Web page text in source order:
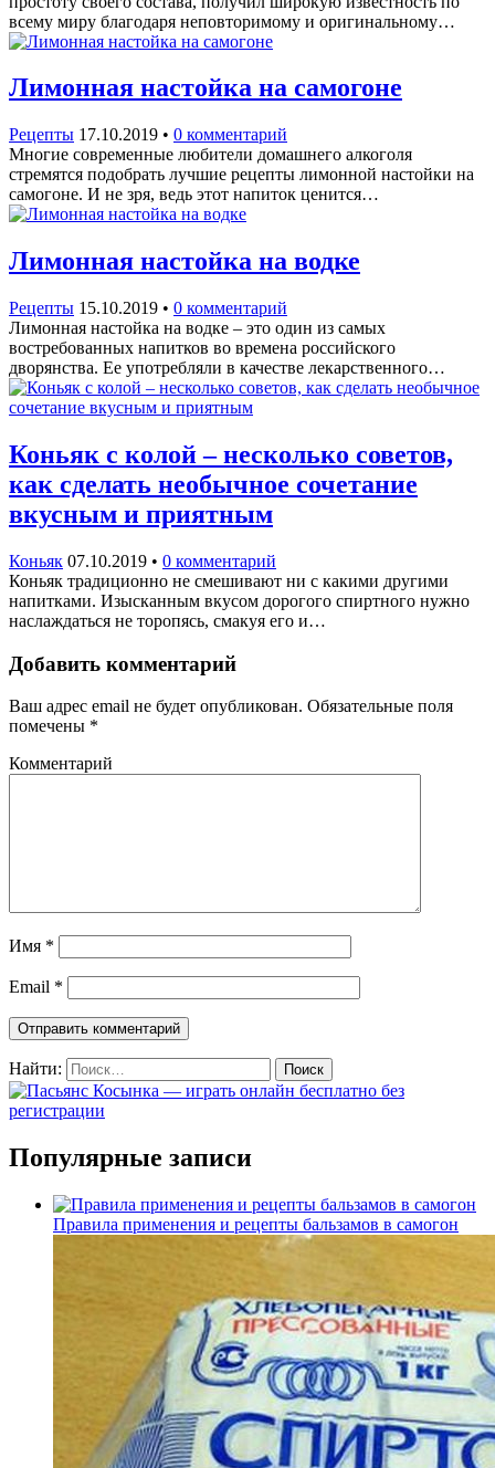
всему миру благодаря неповторимому и оригинальному…
Лимонная настойка на самогоне
Рецепты 17.10.2019 • 0 комментарий
Многие современные любители домашнего алкоголя
стремятся подобрать лучшие рецепты лимонной настойки на
самогоне. И не зря, ведь этот напиток ценится…
Лимонная настойка на водке
Рецепты 15.10.2019 • 0 комментарий
Лимонная настойка на водке – это один из самых
востребованных напитков во времена российского
дворянства. Ее употребляли в качестве лекарственного…
Коньяк с колой – несколько советов,
как сделать необычное сочетание
вкусным и приятным
Коньяк 07.10.2019 • 0 комментарий
Коньяк традиционно не смешивают ни с какими другими
напитками. Изысканным вкусом дорогого спиртного нужно
наслаждаться не торопясь, смакуя его и…
Добавить комментарий
Ваш адрес email не будет опубликован. Обязательные поля
помечены *
Комментарий
Имя *
Email *
Найти:
Популярные записи
Правила применения и рецепты бальзамов в самогон